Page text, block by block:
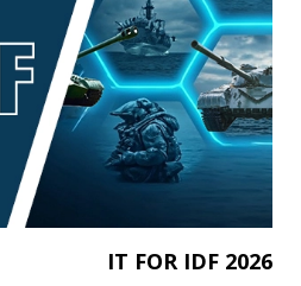
IT FOR IDF 2026